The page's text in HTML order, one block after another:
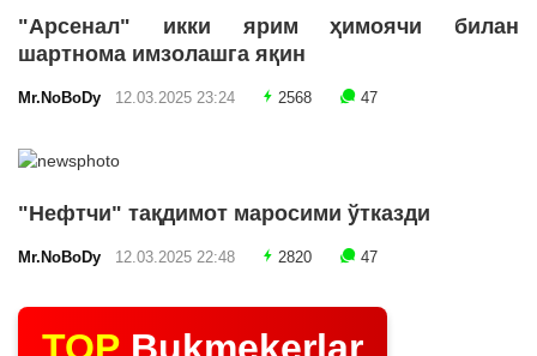
"Арсенал" икки ярим ҳимоячи билан
шартнома имзолашга яқин
Mr.NoBoDy 12.03.2025 23:24 2568 47
"Нефтчи" тақдимот маросими ўтказди
Mr.NoBoDy 12.03.2025 22:48 2820 47